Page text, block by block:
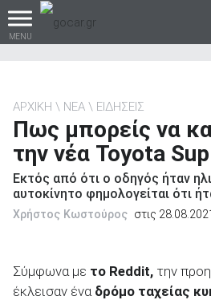
MENU
Βρες τα
ΑΡΧΙΚΗ ΝΕΑ ΕΙΔΗΣΕΙΣ
Πως μπορείς να
την νέα Toyota
Εκτός από ότι ο οδηγός ήταν
αυτοκίνητο φημολογείται ότι
Χρήστος Κωστούρος στις
Σύμφωνα με το Reddit, την
έκλεισαν ένα δρόμο ταχείας